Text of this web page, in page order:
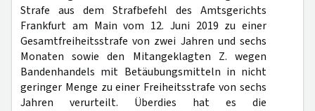
Strafe aus dem Strafbefehl des Amtsgerichts
Frankfurt am Main vom 12. Juni 2019 zu einer
Gesamtfreiheitsstrafe von zwei Jahren und sechs
Monaten sowie den Mitangeklagten Z. wegen
Bandenhandels mit Betäubungsmitteln in nicht
geringer Menge zu einer Freiheitsstrafe von sechs
Jahren verurteilt. Überdies hat es die